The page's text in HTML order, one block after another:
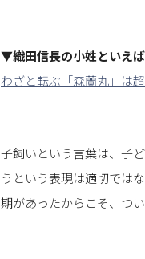
▼織田信長の小姓といえ
わざと転ぶ「森蘭丸」は
子飼いという言葉は、子
うという表現は適切では
期があったからこそ、つ